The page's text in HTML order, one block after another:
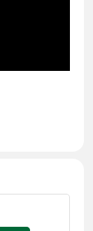
nhẹ nhàng,
đến cho